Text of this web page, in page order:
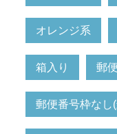
オレンジ系
箱入り 郵
郵便番号枠なし